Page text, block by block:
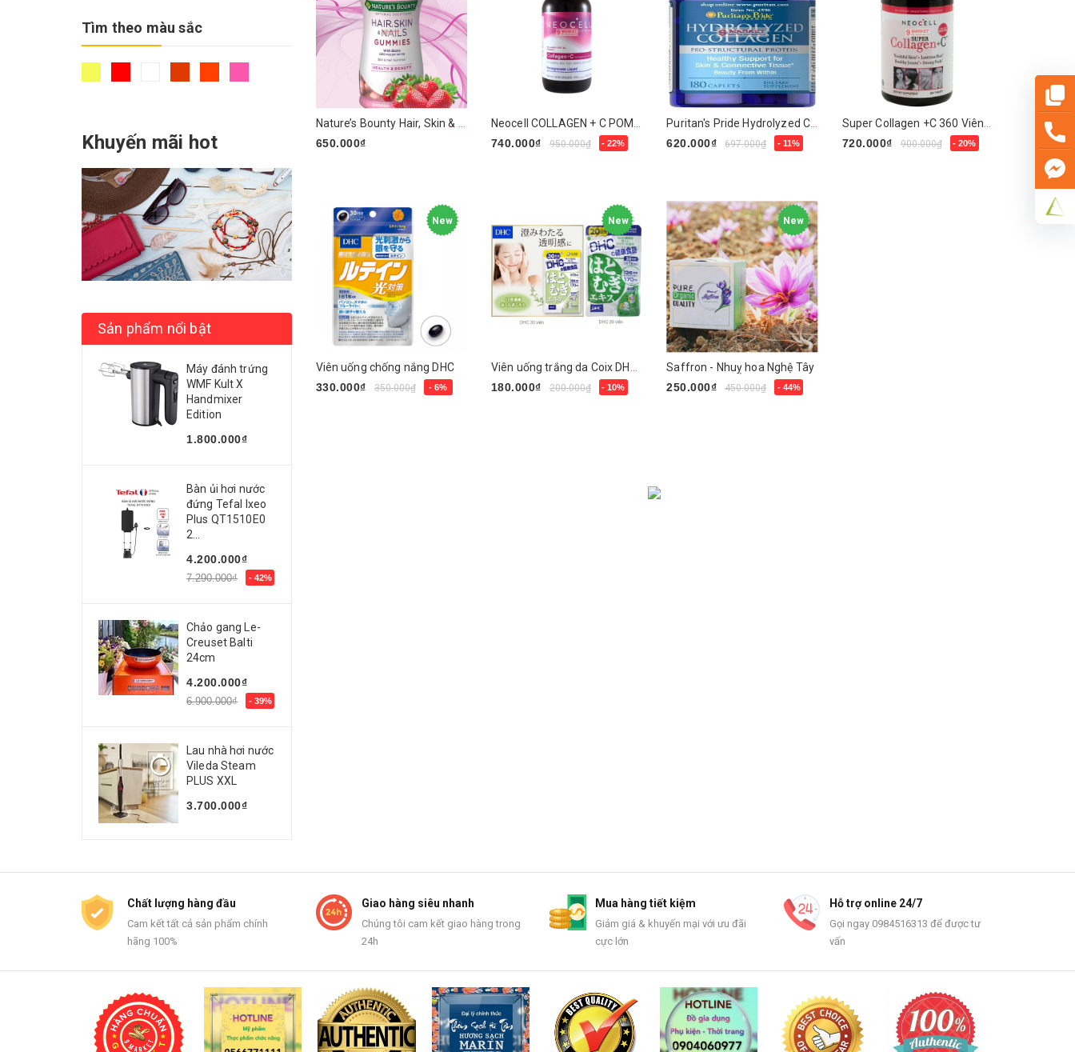
650.000₫
740.000₫
950.000₫ - 22%
620.000₫
697.000₫ - 11%
720.000₫
900.000₫ - 20%
New
Viên uống chống nắng DHC
330.000₫
350.000₫ - 6%
New
Viên uống trắng da Coix DHC Nhật
180.000₫
200.000₫ - 10%
New
Saffron - Nhuỵ hoa Nghệ Tây
250.000₫
450.000₫ - 44%
Collagen
Trắng da
Tìm theo màu sắc
Khuyến mãi hot
Sản phẩm nổi bật
Máy đánh trứng
WMF Kult X
Handmixer
Edition
1.800.000₫
Bàn ủi hơi nước
đứng Tefal Ixeo
Plus QT1510E0
2...
4.200.000₫
7.290.000₫ - 42%
Chảo gang Le-
Creuset Balti
24cm
4.200.000₫
6.900.000₫ - 39%
Lau nhà hơi nước
Vileda Steam
PLUS XXL
3.700.000₫
Chất lượng hàng đầu
Cam kết tất cả sản phẩm chính
hãng 100%
Giao hàng siêu nhanh
Chúng tôi cam kết giao hàng trong
24h
Mua hàng tiết kiệm
Giảm giá & khuyến mại với ưu đãi
cực lớn
Hỗ trợ online 24/7
Gọi ngay 0984516313 để được tư
vấn